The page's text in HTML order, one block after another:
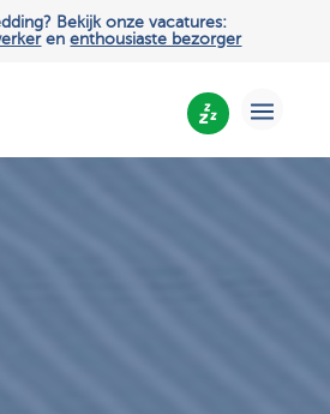
Bekijk onze vacatures:
enenthousiaste bezorger